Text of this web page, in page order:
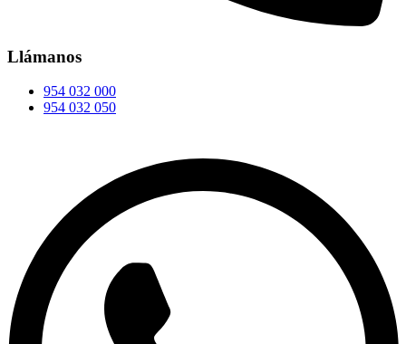
Llámanos
954 032 000
954 032 050